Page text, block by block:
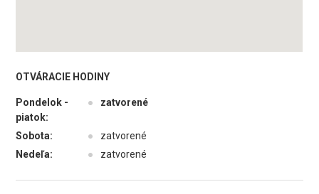
OTVÁRACIE HODINY
Pondelok -
piatok:
● zatvorené
Sobota: ●
zatvorené
Nedeľa:
● zatvorené